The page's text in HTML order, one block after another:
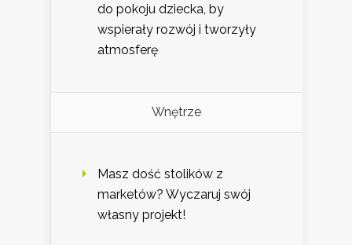
do pokoju dziecka, by
wspierały rozwój i tworzyły
atmosferę
Wnętrze
Masz dość stolików z
marketów? Wyczaruj swój
własny projekt!